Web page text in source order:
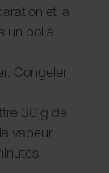
et la
un bol à
Congeler
30 g de
vapeur